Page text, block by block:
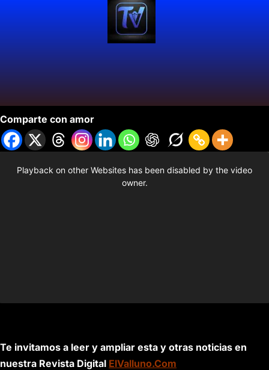
Comparte con amor
Te invitamos a leer y ampliar esta y otras noticias en
nuestra Revista Digital ElValluno.Com